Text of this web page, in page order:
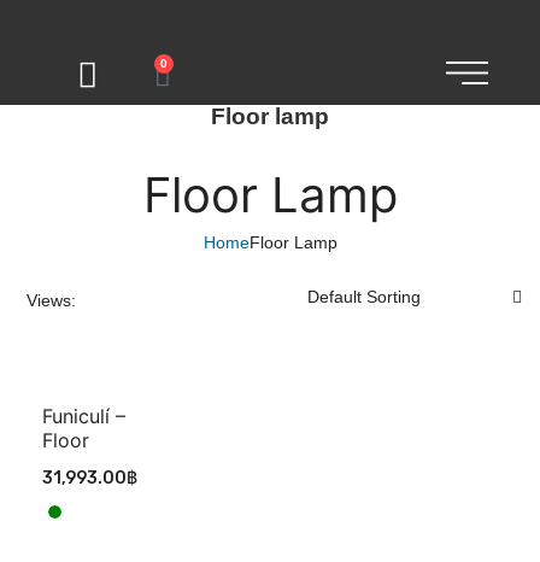
0
Floor lamp
Floor Lamp
HomeFloor Lamp
Views:
Funiculí –
Floor
31,993.00฿